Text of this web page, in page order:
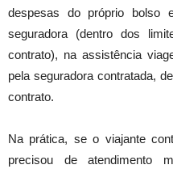
despesas do próprio bolso
seguradora (dentro dos
contrato), na assistência
pela seguradora contratada,
contrato.
Na prática, se o viajante
precisou de atendimento